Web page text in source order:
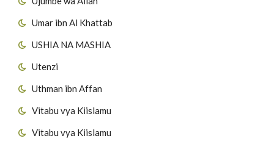
Umar ibn Al Khattab
USHIA NA MASHIA
Utenzi
Uthman ibn Affan
Vitabu vya Kiislamu
Vitabu vya Kiislamu